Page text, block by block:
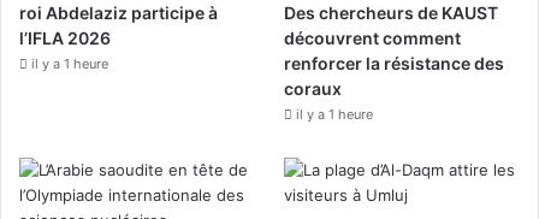
o
e
r
a
m
roi Abdelaziz participe à
l’IFLA 2026
il y a 1 heure
Des chercheurs de KAUST
découvrent comment
renforcer la résistance des
coraux
il y a 1 heure